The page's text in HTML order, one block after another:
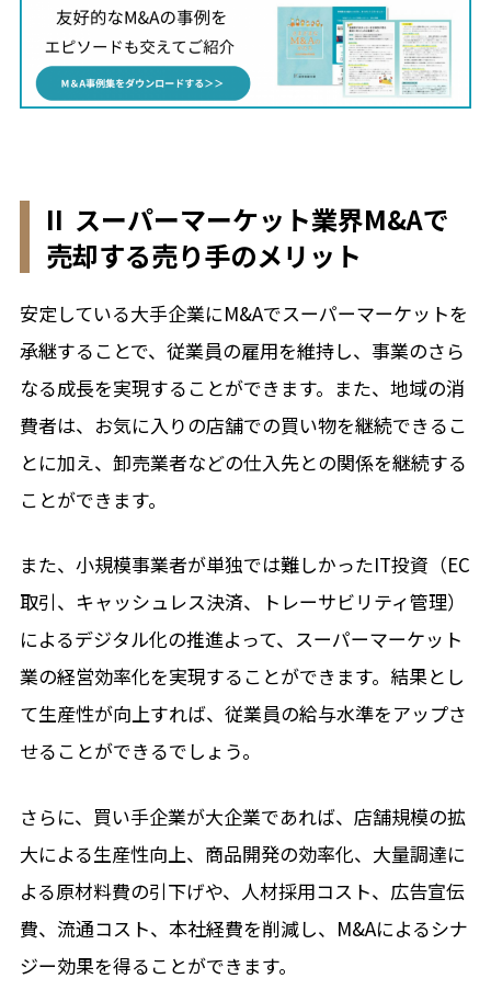
II スーパーマーケット業界M&Aで
売却する売り手のメリット
安定している大手企業にM&Aでスーパーマーケットを
承継することで、従業員の雇用を維持し、事業のさら
なる成長を実現することができます。また、地域の消
費者は、お気に入りの店舗での買い物を継続できるこ
とに加え、卸売業者などの仕入先との関係を継続する
ことができます。
また、小規模事業者が単独では難しかったIT投資（EC
取引、キャッシュレス決済、トレーサビリティ管理）
によるデジタル化の推進よって、スーパーマーケット
業の経営効率化を実現することができます。結果とし
て生産性が向上すれば、従業員の給与水準をアップさ
せることができるでしょう。
さらに、買い手企業が大企業であれば、店舗規模の拡
大による生産性向上、商品開発の効率化、大量調達に
よる原材料費の引下げや、人材採用コスト、広告宣伝
費、流通コスト、本社経費を削減し、M&Aによるシナ
ジー効果を得ることができます。